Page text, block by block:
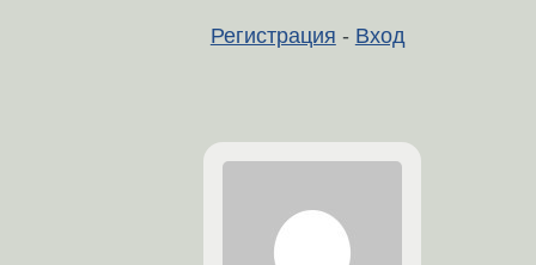
Регистрация - Вход